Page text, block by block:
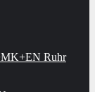
Ruhr